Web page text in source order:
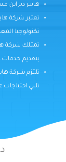
هايبر ديزاين
تعتبر شركة
تكنولوجيا
تمتلك شركة
بتقديم خدمات
تلتزم شركة
تلبي